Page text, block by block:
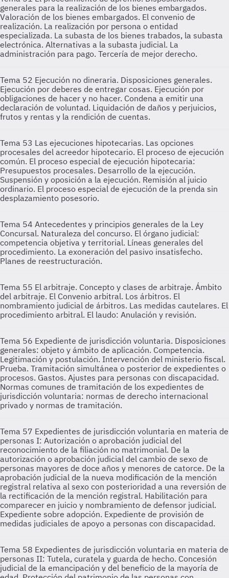
generales para la realización de los bienes embargados.
Valoración de los bienes embargados. El convenio de
realización. La realización por persona o entidad
especializada. La subasta de los bienes trabados, la subasta
electrónica. Alternativas a la subasta judicial. La
administración para pago. Tercería de mejor derecho.
Tema 52 Ejecución no dineraria. Disposiciones generales.
Ejecución por deberes de entregar cosas. Ejecución por
obligaciones de hacer y no hacer. Condena a emitir una
declaración de voluntad. Liquidación de daños y perjuicios,
frutos y rentas y la rendición de cuentas.
Tema 53 Las ejecuciones hipotecarias. Las opciones
procesales del acreedor hipotecario. El proceso de ejecución
común. El proceso especial de ejecución hipotecaria:
Presupuestos procesales. Desarrollo de la ejecución.
Suspensión y oposición a la ejecución. Remisión al juicio
ordinario. El proceso especial de ejecución de la prenda sin
desplazamiento posesorio.
Tema 54 Antecedentes y principios generales de la Ley
Concursal. Naturaleza del concurso. El órgano judicial:
competencia objetiva y territorial. Líneas generales del
procedimiento. La exoneración del pasivo insatisfecho.
Planes de reestructuración.
Tema 55 El arbitraje. Concepto y clases de arbitraje. Ámbito
del arbitraje. El Convenio arbitral. Los árbitros. El
nombramiento judicial de árbitros. Las medidas cautelares. El
procedimiento arbitral. El laudo: Anulación y revisión.
Tema 56 Expediente de jurisdicción voluntaria. Disposiciones
generales: objeto y ámbito de aplicación. Competencia.
Legitimación y postulación. Intervención del ministerio fiscal.
Prueba. Tramitación simultánea o posterior de expedientes o
procesos. Gastos. Ajustes para personas con discapacidad.
Normas comunes de tramitación de los expedientes de
jurisdicción voluntaria: normas de derecho internacional
privado y normas de tramitación.
Tema 57 Expedientes de jurisdicción voluntaria en materia de
personas I: Autorización o aprobación judicial del
reconocimiento de la filiación no matrimonial. De la
autorización o aprobación judicial del cambio de sexo de
personas mayores de doce años y menores de catorce. De la
aprobación judicial de la nueva modificación de la mención
registral relativa al sexo con posterioridad a una reversión de
la rectificación de la mención registral. Habilitación para
comparecer en juicio y nombramiento de defensor judicial.
Expediente sobre adopción. Expediente de provisión de
medidas judiciales de apoyo a personas con discapacidad.
Tema 58 Expedientes de jurisdicción voluntaria en materia de
personas II: Tutela, curatela y guarda de hecho. Concesión
judicial de la emancipación y del beneficio de la mayoría de